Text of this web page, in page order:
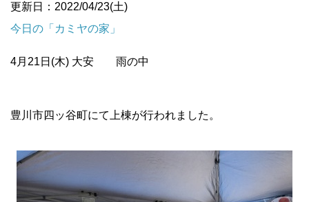
更新日：2022/04/23(土)
今日の「カミヤの家」
4月21日(木) 大安 雨の中
豊川市四ッ谷町にて上棟が行われました。